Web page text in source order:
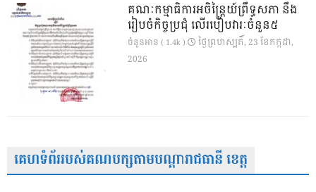
គណៈកម្មាធិការអចិន្ត្រៃយ៍ព្រឹទ្ធសភា នឹង
រៀបចំកិច្ចប្រជុំ លើរបៀបវារៈចំនួន៥
ចំនួនអាន ( 1.4k )
ថ្ងៃ​ព្រហស្បតិ៍, 23 ខែ​កក្កដា,
2026
គេហទំព័ររបស់គណបក្សតាមបណ្តារាជធានី ខេត្ត